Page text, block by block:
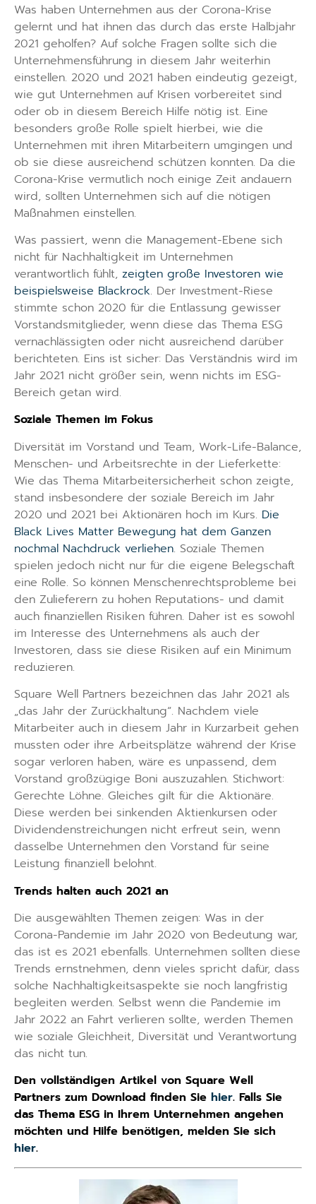
Was haben Unternehmen aus der Corona-Krise
gelernt und hat ihnen das durch das erste Halbjahr
2021 geholfen? Auf solche Fragen sollte sich die
Unternehmensführung in diesem Jahr weiterhin
einstellen. 2020 und 2021 haben eindeutig gezeigt,
wie gut Unternehmen auf Krisen vorbereitet sind
oder ob in diesem Bereich Hilfe nötig ist. Eine
besonders große Rolle spielt hierbei, wie die
Unternehmen mit ihren Mitarbeitern umgingen und
ob sie diese ausreichend schützen konnten. Da die
Corona-Krise vermutlich noch einige Zeit andauern
wird, sollten Unternehmen sich auf die nötigen
Maßnahmen einstellen.
Was passiert, wenn die Management-Ebene sich
nicht für Nachhaltigkeit im Unternehmen
verantwortlich fühlt, zeigten große Investoren wie
beispielsweise Blackrock. Der Investment-Riese
stimmte schon 2020 für die Entlassung gewisser
Vorstandsmitglieder, wenn diese das Thema ESG
vernachlässigten oder nicht ausreichend darüber
berichteten. Eins ist sicher: Das Verständnis wird im
Jahr 2021 nicht größer sein, wenn nichts im ESG-
Bereich getan wird.
Soziale Themen im Fokus
Diversität im Vorstand und Team, Work-Life-Balance,
Menschen- und Arbeitsrechte in der Lieferkette:
Wie das Thema Mitarbeitersicherheit schon zeigte,
stand insbesondere der soziale Bereich im Jahr
2020 und 2021 bei Aktionären hoch im Kurs. Die
Black Lives Matter Bewegung hat dem Ganzen
nochmal Nachdruck verliehen. Soziale Themen
spielen jedoch nicht nur für die eigene Belegschaft
eine Rolle. So können Menschenrechtsprobleme bei
den Zulieferern zu hohen Reputations- und damit
auch finanziellen Risiken führen. Daher ist es sowohl
im Interesse des Unternehmens als auch der
Investoren, dass sie diese Risiken auf ein Minimum
reduzieren.
Square Well Partners bezeichnen das Jahr 2021 als
„das Jahr der Zurückhaltung“. Nachdem viele
Mitarbeiter auch in diesem Jahr in Kurzarbeit gehen
mussten oder ihre Arbeitsplätze während der Krise
sogar verloren haben, wäre es unpassend, dem
Vorstand großzügige Boni auszuzahlen. Stichwort:
Gerechte Löhne. Gleiches gilt für die Aktionäre.
Diese werden bei sinkenden Aktienkursen oder
Dividendenstreichungen nicht erfreut sein, wenn
dasselbe Unternehmen den Vorstand für seine
Leistung finanziell belohnt.
Trends halten auch 2021 an
Die ausgewählten Themen zeigen: Was in der
Corona-Pandemie im Jahr 2020 von Bedeutung war,
das ist es 2021 ebenfalls. Unternehmen sollten diese
Trends ernstnehmen, denn vieles spricht dafür, dass
solche Nachhaltigkeitsaspekte sie noch langfristig
begleiten werden. Selbst wenn die Pandemie im
Jahr 2022 an Fahrt verlieren sollte, werden Themen
wie soziale Gleichheit, Diversität und Verantwortung
das nicht tun.
Den vollständigen Artikel von Square Well
Partners zum Download finden Sie hier. Falls Sie
das Thema ESG in Ihrem Unternehmen angehen
möchten und Hilfe benötigen, melden Sie sich
hier.